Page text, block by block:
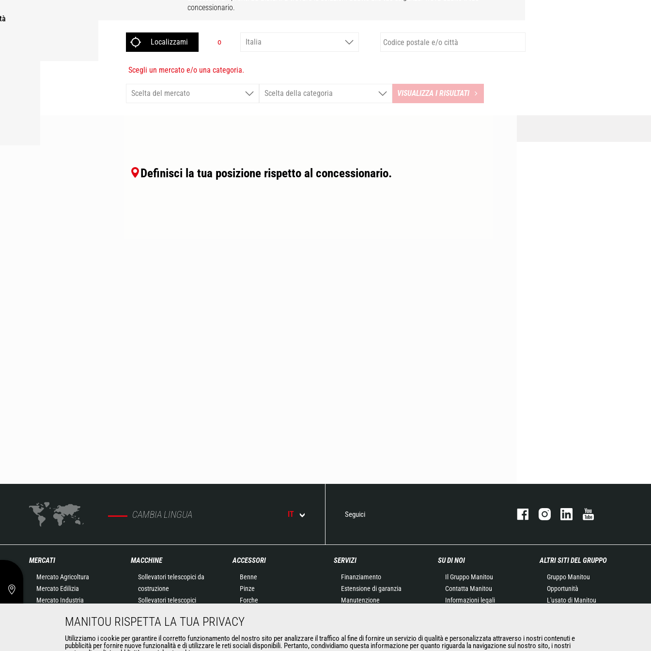
concessionario.
o
Scegli un mercato e/o una categoria.
VISUALIZZA I RISULTATI
Definisci la tua posizione rispetto al concessionario.
CAMBIA LINGUA IT Seguici
MERCATI
Mercato Agricoltura
Mercato Edilizia
Mercato Industria
Mercato speciale
Aeronautica
MACCHINE
Sollevatori telescopici da
costruzione
Sollevatori telescopici
Sollevatori telescopici
rotativi
Caricatori articolati
ACCESSORI
Benne
Pinze
Forche
Braccetti
Cestelli
Benne calcestruzzo
SERVIZI
Finanziamento
Estensione di garanzia
Manutenzione
Strumento di Manutenzione
e diagnostica
SU DI NOI
Il Gruppo Manitou
Contatta Manitou
Informazioni legali
General Terms and
ALTRI SITI DEL GRUPPO
Gruppo Manitou
Opportunità
L'usato di Manitou
Manitou Group
Attachments
MANITOU RISPETTA LA TUA PRIVACY
Utilizziamo i cookie per garantire il corretto funzionamento del nostro sito per analizzare il traffico al fine di fornire un servizio di qualità e personalizzata attraverso i nostri contenuti e
pubblicità per fornire nuove funzionalità e di utilizzare le reti sociali disponibili. Pertanto, condividiamo questa informazione per quanto riguarda la navigazione sul nostro sito, i nostri